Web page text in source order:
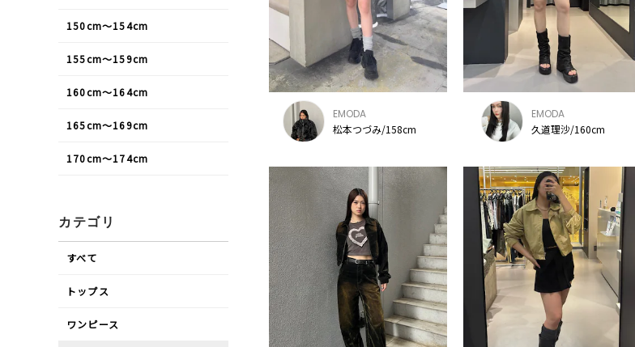
EMODA
松本つづみ/158cm
EMODA
久道理沙/160cm
150cm〜154cm
155cm〜159cm
160cm〜164cm
165cm〜169cm
170cm〜174cm
カテゴリ
すべて
トップス
ワンピース